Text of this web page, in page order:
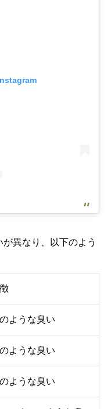
異なり、以下のよう
ような臭い
ような臭い
ような臭い